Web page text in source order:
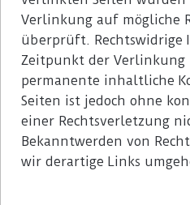
Verlinkung auf mögliche
überprüft. Rechtswidrige
Zeitpunkt der Verlinkung
permanente inhaltliche
Seiten ist jedoch ohne
einer Rechtsverletzung
Bekanntwerden von
wir derartige Links